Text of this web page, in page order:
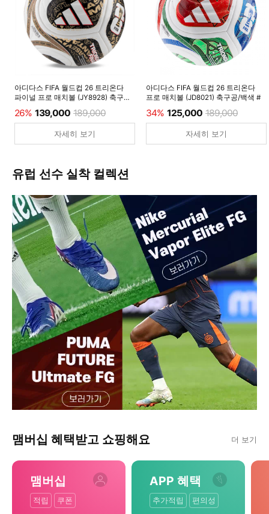
아디다스 FIFA 월드컵 26 트리온다
파이널 프로 매치볼 (JY8928) 축구공/
26% 139,000 189,000
자세히 보기
아디다스 FIFA 월드컵 26 트리온다
프로 매치볼 (JD8021) 축구공/백색 #
34% 125,000 189,000
자세히 보기
유럽 선수 실착 컬렉션
맴버십 혜택받고 쇼핑해요 더 보기
맴버십
적립 쿠폰
APP 혜택
추가적립 편의성